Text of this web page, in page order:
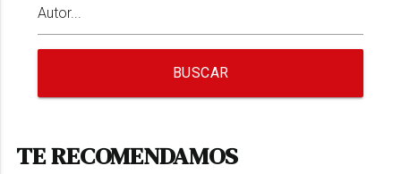
BUSCAR
TE RECOMENDAMOS